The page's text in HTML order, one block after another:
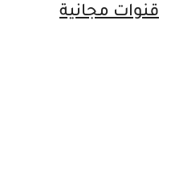
قنوات مجانية